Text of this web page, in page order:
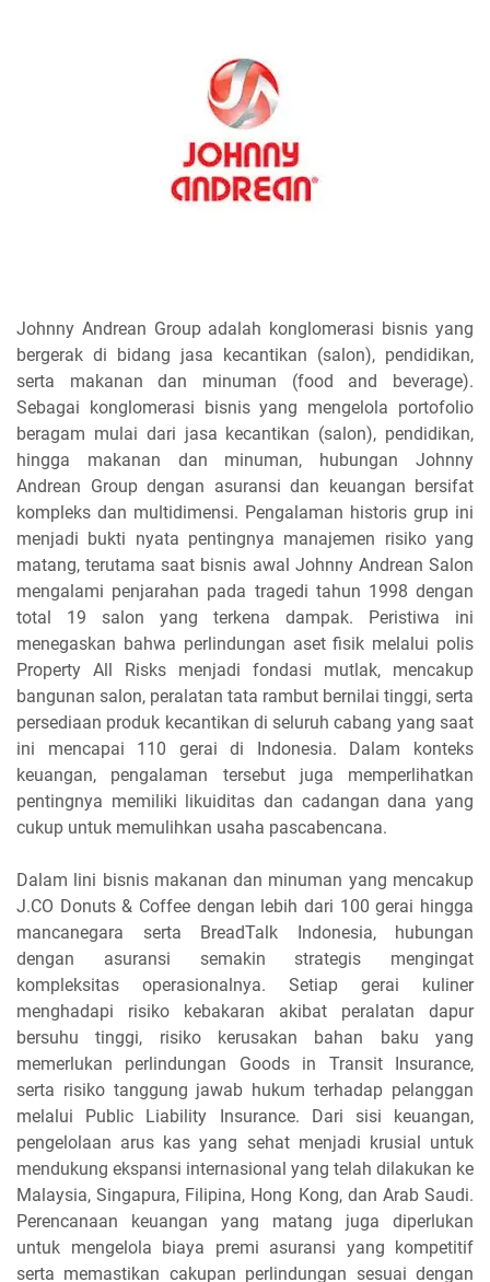
Johnny Andrean Group adalah konglomerasi bisnis yang
bergerak di bidang jasa kecantikan (salon), pendidikan,
serta makanan dan minuman (food and beverage).
Sebagai konglomerasi bisnis yang mengelola portofolio
beragam mulai dari jasa kecantikan (salon), pendidikan,
hingga makanan dan minuman, hubungan Johnny
Andrean Group dengan asuransi dan keuangan bersifat
kompleks dan multidimensi. Pengalaman historis grup ini
menjadi bukti nyata pentingnya manajemen risiko yang
matang, terutama saat bisnis awal Johnny Andrean Salon
mengalami penjarahan pada tragedi tahun 1998 dengan
total 19 salon yang terkena dampak. Peristiwa ini
menegaskan bahwa perlindungan aset fisik melalui polis
Property All Risks menjadi fondasi mutlak, mencakup
bangunan salon, peralatan tata rambut bernilai tinggi, serta
persediaan produk kecantikan di seluruh cabang yang saat
ini mencapai 110 gerai di Indonesia. Dalam konteks
keuangan, pengalaman tersebut juga memperlihatkan
pentingnya memiliki likuiditas dan cadangan dana yang
cukup untuk memulihkan usaha pascabencana.
Dalam lini bisnis makanan dan minuman yang mencakup
J.CO Donuts & Coffee dengan lebih dari 100 gerai hingga
mancanegara serta BreadTalk Indonesia, hubungan
dengan asuransi semakin strategis mengingat
kompleksitas operasionalnya. Setiap gerai kuliner
menghadapi risiko kebakaran akibat peralatan dapur
bersuhu tinggi, risiko kerusakan bahan baku yang
memerlukan perlindungan Goods in Transit Insurance,
serta risiko tanggung jawab hukum terhadap pelanggan
melalui Public Liability Insurance. Dari sisi keuangan,
pengelolaan arus kas yang sehat menjadi krusial untuk
mendukung ekspansi internasional yang telah dilakukan ke
Malaysia, Singapura, Filipina, Hong Kong, dan Arab Saudi.
Perencanaan keuangan yang matang juga diperlukan
untuk mengelola biaya premi asuransi yang kompetitif
serta memastikan cakupan perlindungan sesuai dengan